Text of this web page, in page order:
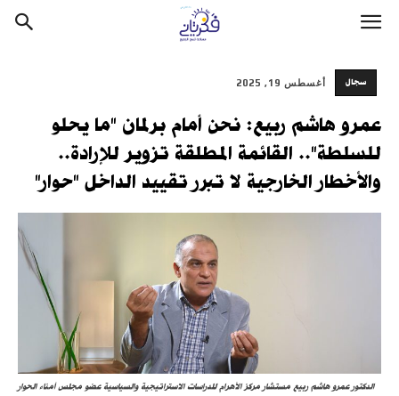
سجال أغسطس 19, 2025
عمرو هاشم ربيع: نحن أمام برلمان "ما يحلو
للسلطة".. القائمة المطلقة تزوير للإرادة..
والأخطار الخارجية لا تبرر تقييد الداخل "حوار"
الدكتور عمرو هاشم ربيع مستشار مركز الأهرام للدراسات الاستراتيجية والسياسية عضو مجلس أمناء الحوار